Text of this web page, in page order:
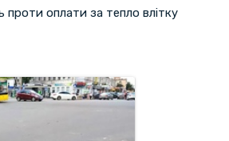
проти оплати за тепло влітку